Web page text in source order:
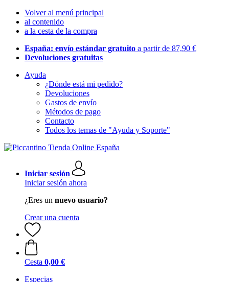
Volver al menú principal
al contenido
a la cesta de la compra
España: envío estándar gratuito a partir de 87,90 €
Devoluciones gratuitas
Ayuda
¿Dónde está mi pedido?
Devoluciones
Gastos de envío
Métodos de pago
Contacto
Todos los temas de "Ayuda y Soporte"
Iniciar sesión
Iniciar sesión ahora
¿Eres un nuevo usuario?
Crear una cuenta
Cesta 0,00 €
Especias